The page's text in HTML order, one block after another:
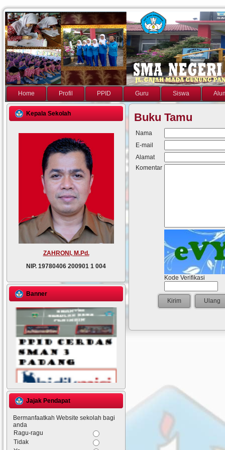
Home Profil PPID Guru Siswa
Kepala Sekolah
ZAHRONI, M.Pd.
NIP. 19780406 200901 1 004
Banner
Jajak Pendapat
Bermanfaatkah Website sekolah bagi
anda
Ragu-ragu
Tidak
Buku Tamu
Nama
E-mail
Alamat
Komentar
Kode Verifikasi